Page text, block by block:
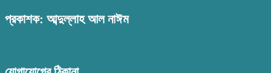
প্রকাশক: আব্দুল্লাহ আল নাঈম